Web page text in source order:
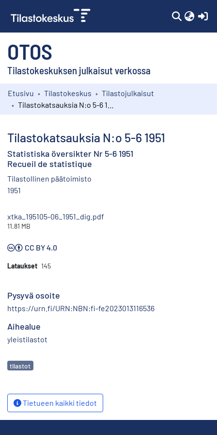
OTOS
Tilastokeskuksen julkaisut verkossa
Kokoelmat
Etusivu Tilastokeskus
Tilastojulkaisut
Tilastokatsauksia N:o 5-6 1951
Statistiska översikter Nr 5-6 1951
Recueil de statistique
Tilastollinen päätoimisto
1951
xtka_195105-06_1951_dig.pdf
11.81 MB
CC BY 4.0
Lataukset 145
Pysyvä osoite
https://urn.fi/URN:NBN:fi-fe2023013116536
Aihealue
yleistilastot
Avainsanat
tilastot
Tietueen kaikki tiedot